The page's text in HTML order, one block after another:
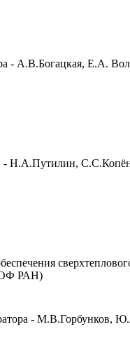
- А.В.Богацкая, Е.А.
- Н.А.Путилин,
РАН)
-